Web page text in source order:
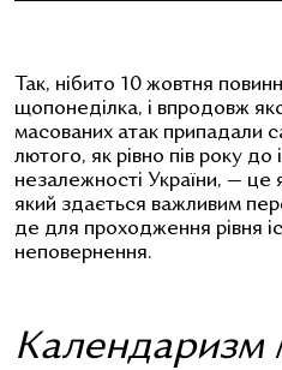
Так, нібито 10 жовтня
щопонеділка, і впродовж
масованих атак припадали
лютого, як рівно пів року до
незалежності України, — це
який здається важливим
де для проходження рівня
неповернення.
Календаризм